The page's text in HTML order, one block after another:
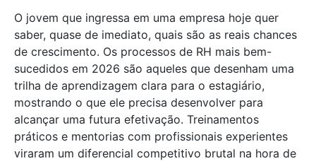
O jovem que ingressa em uma empresa hoje quer
saber, quase de imediato, quais são as reais chances
de crescimento. Os processos de RH mais bem-
sucedidos em 2026 são aqueles que desenham uma
trilha de aprendizagem clara para o estagiário,
mostrando o que ele precisa desenvolver para
alcançar uma futura efetivação. Treinamentos
práticos e mentorias com profissionais experientes
viraram um diferencial competitivo brutal na hora de